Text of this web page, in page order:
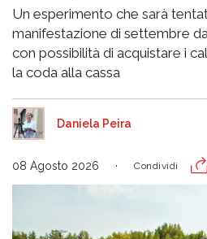
Un esperimento che sarà
manifestazione di settembre
con possibilità di acquistare i
la coda alla cassa
Daniela Peira
08 Agosto 2026 Condividi